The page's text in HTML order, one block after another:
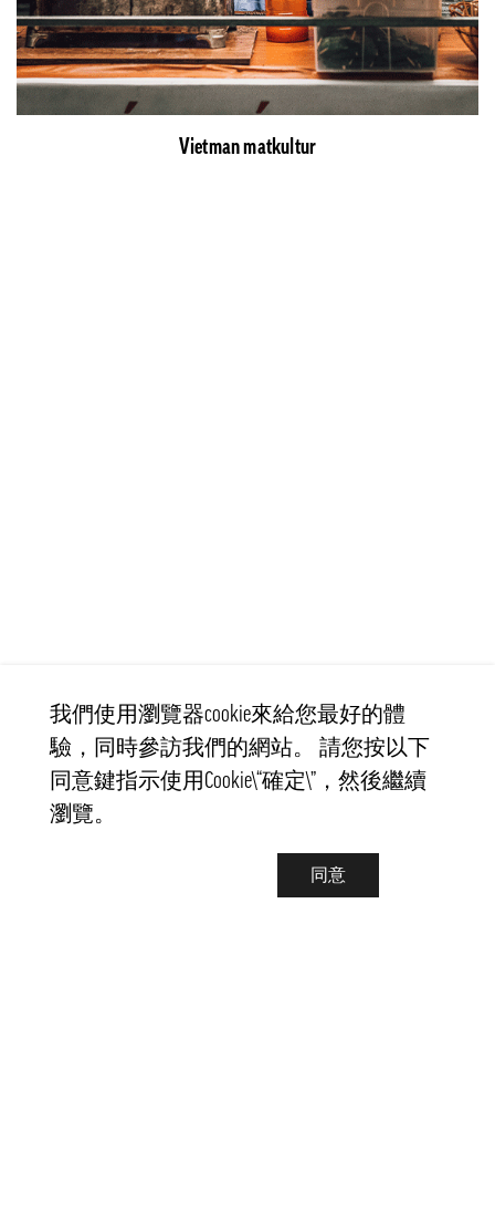
Vietman matkultur
我們使用瀏覽器cookie來給您最好的體
驗，同時參訪我們的網站。 請您按以下
同意鍵指示使用Cookie\“確定\”，然後繼續
瀏覽。
同意